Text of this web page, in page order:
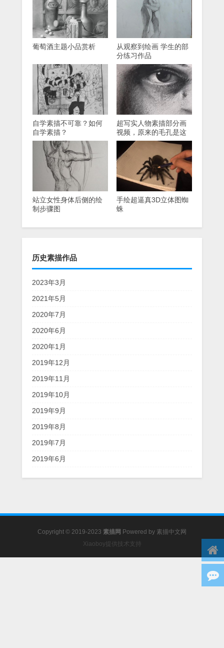
葡萄酒主题小品赏析
从观察到绘画 学生的部
分练习作品
自学素描不可靠？如何
自学素描？
超写实人物素描部分画
视频，原来的毛孔是这
样画的！
站立女性身体后侧的绘
制步骤图
手绘超逼真3D立体图蜘
蛛
历史素描作品
2023年3月
2021年5月
2020年7月
2020年6月
2020年1月
2019年12月
2019年11月
2019年10月
2019年9月
2019年8月
2019年7月
2019年6月
Copyright © 2019-2023 素描网 Powered by 素描中文网
Xiaoboy提供技术支持